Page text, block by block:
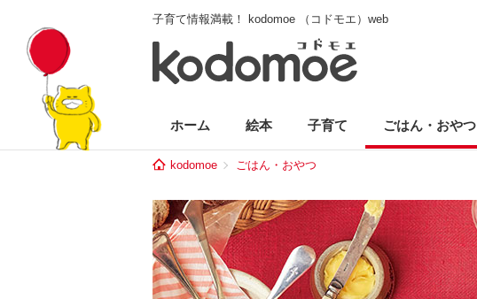
子育て情報満載！ kodomoe （コドモエ）web
ホーム 絵本 子育て ごはん・おやつ
kodomoe ごはん・おやつ